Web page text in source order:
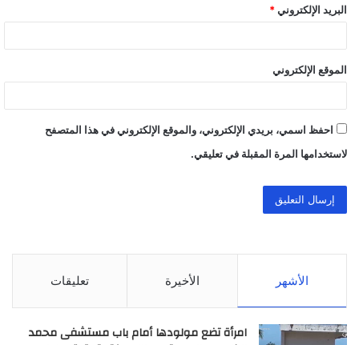
البريد الإلكتروني *
الموقع الإلكتروني
احفظ اسمي، بريدي الإلكتروني، والموقع الإلكتروني في هذا المتصفح
لاستخدامها المرة المقبلة في تعليقي.
الأشهر الأخيرة تعليقات
امرأة تضع مولودها أمام باب مستشفى محمد